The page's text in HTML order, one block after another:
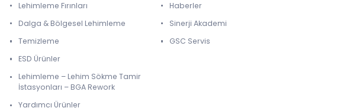
Lehimleme Fırınları
Dalga & Bölgesel Lehimleme
Temizleme
ESD Ürünler
Lehimleme – Lehim Sökme Tamir
İstasyonları – BGA Rework
Yardımcı Ürünler
Haberler
Sinerji Akademi
GSC Servis